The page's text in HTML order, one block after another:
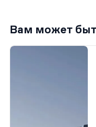
Вам может